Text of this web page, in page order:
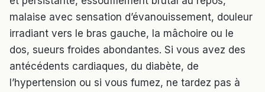
malaise avec sensation d’évanouissement, douleur
irradiant vers le bras gauche, la mâchoire ou le
dos, sueurs froides abondantes. Si vous avez des
antécédents cardiaques, du diabète, de
l’hypertension ou si vous fumez, ne tardez pas à